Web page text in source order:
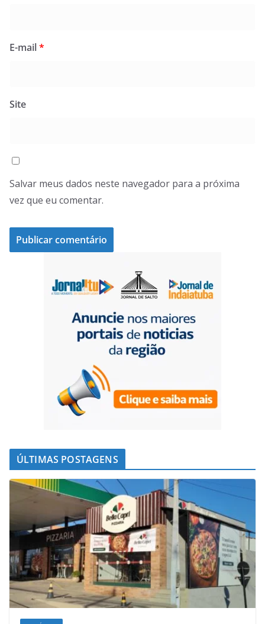
E-mail*
Site
Salvar meus dados neste navegador para a próxima
vez que eu comentar.
ÚLTIMAS POSTAGENS